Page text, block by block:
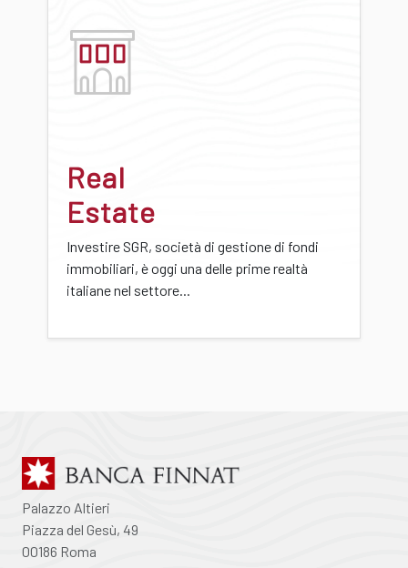
Real
Estate
Investire SGR, società di gestione di fondi
immobiliari, è oggi una delle prime realtà
italiane nel settore...
Palazzo Altieri
Piazza del Gesù, 49
00186 Roma